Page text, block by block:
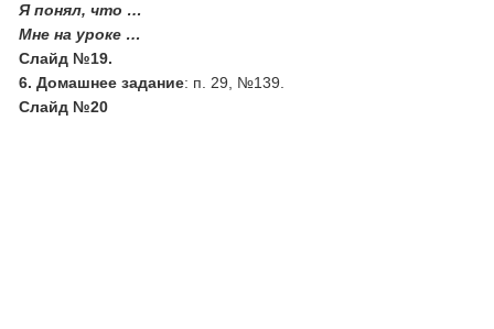
Я понял, что …
Мне на уроке …
Слайд №19.
6.Домашнее задание: п. 29, №139.
Слайд №20